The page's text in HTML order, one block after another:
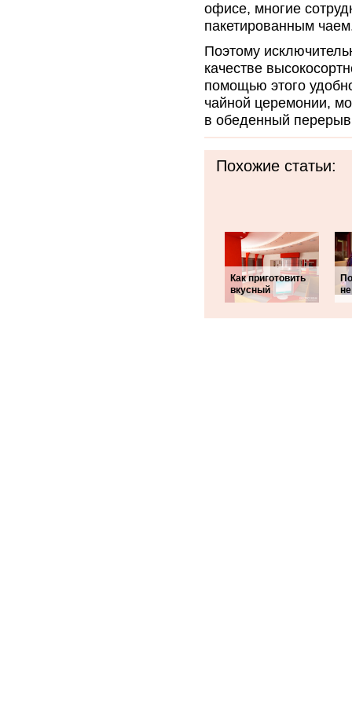
офисе, многие
пакетированным
Поэтому
качестве
помощью этого
чайной церемонии,
в обеденный
Похожие статьи:
Как приготовить
вкусный